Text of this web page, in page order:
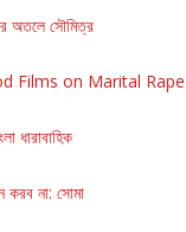
অতলে সৌমিত্র
Films on Marital Rape
ধারাবাহিক
করব না: সোমা